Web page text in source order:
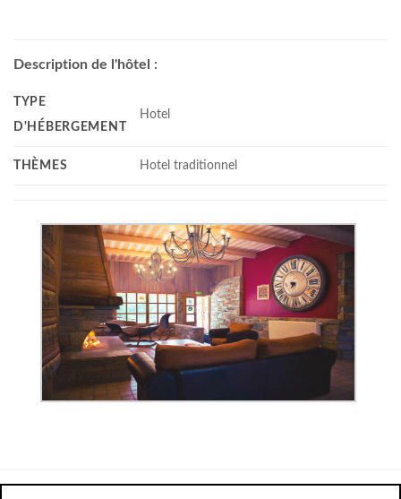
Description de l'hôtel :
TYPE
D'HÉBERGEMENT
Hotel
THÈMES Hotel traditionnel